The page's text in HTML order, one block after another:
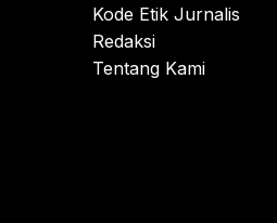
Kode Etik Jurnalis
Redaksi
Tentang Kami